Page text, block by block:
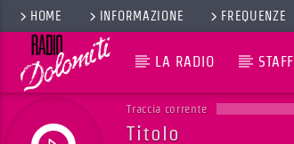
HOME INFORMAZIONE FREQUENZE
LA RADIO STAFF
Traccia corrente
Titolo